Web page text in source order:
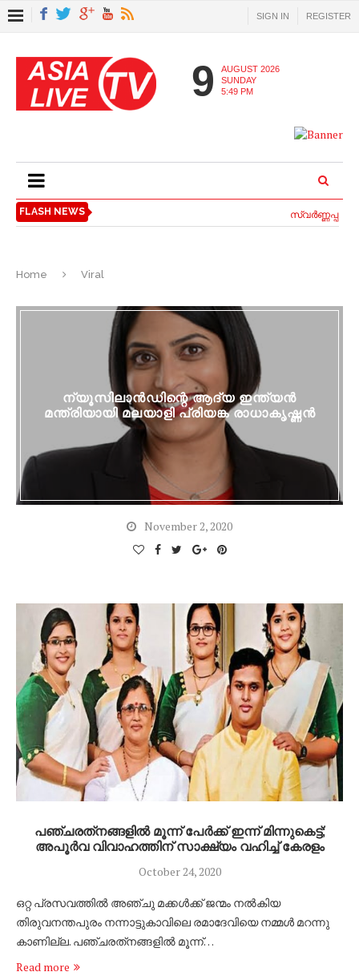
SIGN IN REGISTER
9
AUGUST 2026
SUNDAY
5:49 PM
FLASH NEWS സ്വര്‍ണ്ണപ്പണയ
Home Viral
ന്യൂസിലാൻഡിന്റെ ആദ്യ ഇന്ത്യൻ
മന്ത്രിയായി മലയാളി പ്രിയങ്ക രാധാകൃഷ്ണൻ
November 2, 2020
പഞ്ചരത്‌നങ്ങളിൽ മൂന്ന് പേർക്ക് ഇന്ന് മിന്നുകെട്ട്;
അപൂർവ വിവാഹത്തിന് സാക്ഷ്യം വഹിച്ച് കേരളം
October 24, 2020
ഒറ്റ പ്രസവത്തിൽ അഞ്ചു മക്കൾക്ക് ജന്മം നൽകിയ
തിരുവനന്തപുരം നന്നാട്ടുകാവിലെ രമാദേവിയെ നമ്മൾ മറന്നു
കാണില്ല. പഞ്ചരത്‌നങ്ങളിൽ മൂന്ന്…
Read more